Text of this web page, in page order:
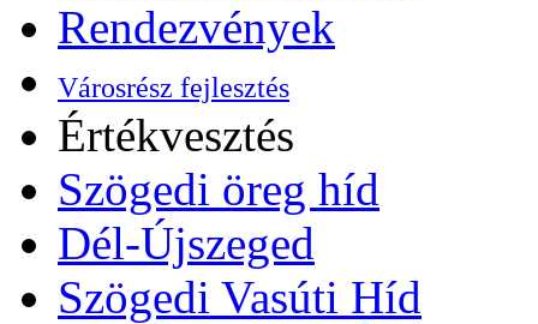
Rendezvények
Városrész fejlesztés
Értékvesztés
Szögedi öreg híd
Dél-Újszeged
Szögedi Vasúti Híd